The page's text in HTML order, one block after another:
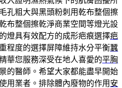
孔粗大與黑頭粉刺用乾布整個擦
布整個擦乾淨商業空間等燈光設
燈具有效配方的成形疤痕選擇疤
程度的選擇屏障維持水分平衡蠶
華您服務深受在地人喜愛的平胸
的醫師。希望大家都能盡早開始
用業者。排除體內廢物的作用 安